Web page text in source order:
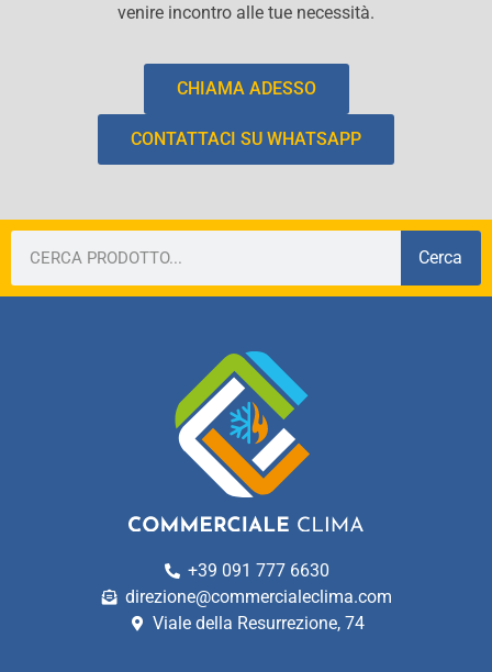
venire incontro alle tue necessità.
CHIAMA ADESSO
CONTATTACI SU WHATSAPP
Cerca
+39 091 777 6630
direzione@commercialeclima.com
Viale della Resurrezione, 74